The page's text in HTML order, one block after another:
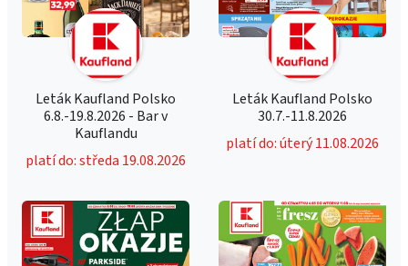
Leták Kaufland Polsko
6.8.-19.8.2026 - Bar v
Kauflandu
platí do: středa 19.08.2026
Leták Kaufland Polsko
30.7.-11.8.2026
platí do: úterý 11.08.2026